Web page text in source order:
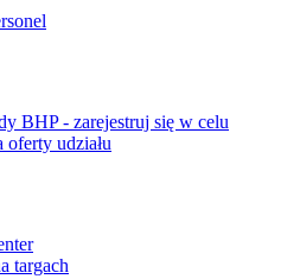
BHP - zarejestruj się w celu
oferty udziału
targach